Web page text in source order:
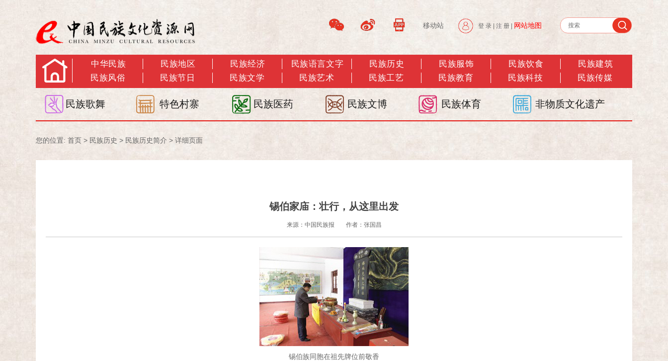
移动站 登 录 注 册 网站地图
中华民族 民族地区 民族经济 民族语言文字 民族历史 民族服饰 民族饮食
民族建筑
民族风俗
民族节日 民族文学 民族艺术 民族工艺 民族教育 民族科技 民族传媒
民族歌舞 特色村寨 民族医药 民族文博 民族体育 非物质文化遗产
您的位置: 首页 > 民族历史 > 民族历史简介 > 详细页面
锡伯家庙：壮行，从这里出发
来源：中国民族报 作者：张国昌
锡伯族同胞在祖先牌位前敬香